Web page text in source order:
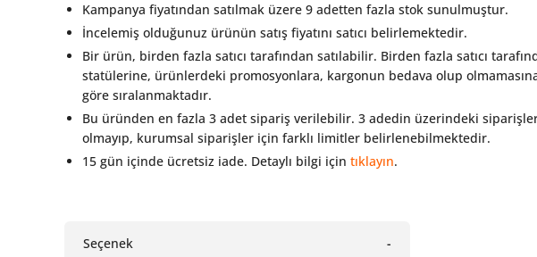
Kampanya fiyatından satılmak üzere 9 adetten fazla stok sunulmuştur.
İncelemiş olduğunuz ürünün satış fiyatını satıcı belirlemektedir.
Bir ürün, birden fazla satıcı tarafından satılabilir. Birden fazla satıcı
statülerine, ürünlerdeki promosyonlara, kargonun bedava olup
göre sıralanmaktadır.
Bu üründen en fazla 3 adet sipariş verilebilir. 3 adedin üzerindeki
olmayıp, kurumsal siparişler için farklı limitler belirlenebilmektedir.
15 gün içinde ücretsiz iade. Detaylı bilgi için tıklayın.
Seçenek -